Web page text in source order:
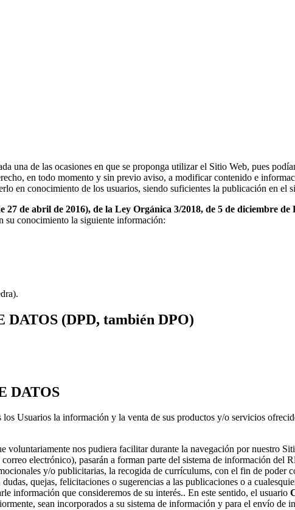
una de las ocasiones en que se proponga utilizar el Sitio Web, pues
en todo momento y sin previo aviso, a modificar contenido e
en conocimiento de los usuarios, siendo suficientes la publicación en el
27 de abril de 2016), de la Ley Orgánica 3/2018, de 5 de diciembre
su conocimiento la siguiente información:
(DPD, también DPO)
DATOS
Usuarios la información y la venta de sus productos y/o servicios
nos pudiera facilitar durante la navegación por nuestro
electrónico), pasarán a forman parte del sistema de información
y/o publicitarias, la recogida de currículums, con el fin de poder
quejas, felicitaciones o sugerencias a las publicaciones o a
información que consideremos de su interés.. En este sentido, el usuario
sean incorporados a su sistema de información y para el envío de